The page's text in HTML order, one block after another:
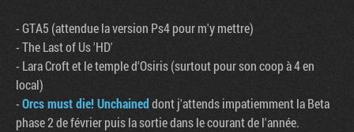
- GTA5 (attendue la version Ps4 pour m'y mettre)
- The Last of Us 'HD'
- Lara Croft et le temple d'Osiris (surtout pour son coop à 4 en
local)
-Orcs must die! Unchaineddont j'attends impatiemment la Beta
phase 2 de février puis la sortie dans le courant de l'année.